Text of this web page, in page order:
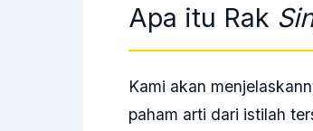
Apa itu Rak
Kami akan
paham arti dari istilah